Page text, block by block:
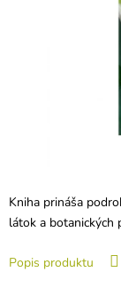
Kniha prináša
látok a botanických
Popis produktu